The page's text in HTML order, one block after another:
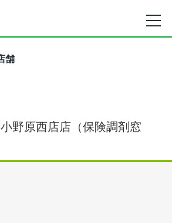
舗
野原西店店（保険調剤窓